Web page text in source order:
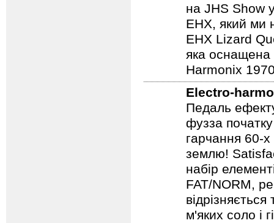
яка має всю
на JHS Show
EHX, який ми
EHX Lizard
яка оснащена
Harmonix
Electro-
Педаль
фузза
гарчання 60-
землю!
набір
FAT/NORM,